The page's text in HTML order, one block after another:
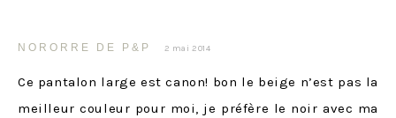
NORORRE DE P&P 2 mai 2014
Ce pantalon large est canon! bon le beige n’est pas la
meilleur couleur pour moi, je préfère le noir avec ma